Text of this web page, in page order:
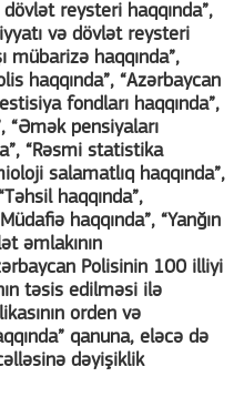
reysteri haqqında”,
və dövlət reysteri
mübarizə haqqında”,
haqqında”, “Azərbaycan
fondları haqqında”,
“Əmək pensiyaları
“Rəsmi statistika
salamatlıq haqqında”,
haqqında”,
haqqında”, “Yanğın
əmlakının
Polisinin 100 illiyi
təsis edilməsi ilə
orden və
qanuna, eləcə də
dəyişiklik